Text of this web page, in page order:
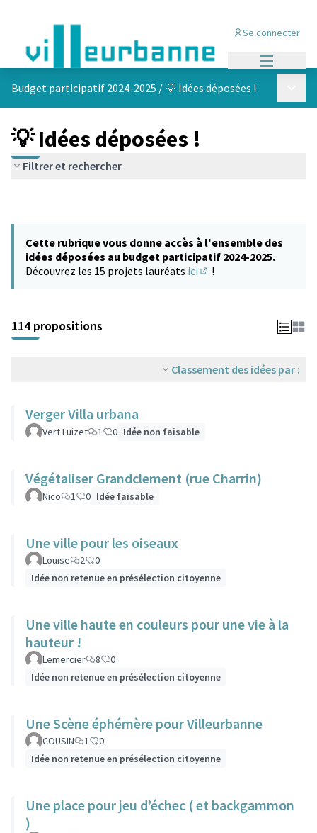
Se connecter
Budget participatif 2024-2025 /💡 Idées déposées !
💡 Idées déposées !
Filtrer et rechercher
Cette rubrique vous donne accès à l'ensemble des
idées déposées au budget participatif 2024-2025.
Découvrez les 15 projets lauréats ici !
114 propositions
Classement des idées par :
Verger Villa urbana
Vert Luizet 1 0 Idée non faisable
Végétaliser Grandclement (rue Charrin)
Nico 1 0 Idée faisable
Une ville pour les oiseaux
Louise 2
0
Idée non retenue en présélection citoyenne
Une ville haute en couleurs pour une vie à la
hauteur !
Lemercier 8
0
Idée non retenue en présélection citoyenne
Une Scène éphémère pour Villeurbanne
COUSIN 1
0
Idée non retenue en présélection citoyenne
Une place pour jeu d’échec ( et backgammon
)